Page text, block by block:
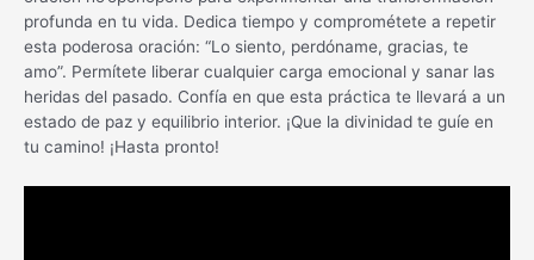
profunda en tu vida. Dedica tiempo y comprométete a repetir
esta poderosa oración: “Lo siento, perdóname, gracias, te
amo”. Permítete liberar cualquier carga emocional y sanar las
heridas del pasado. Confía en que esta práctica te llevará a un
estado de paz y equilibrio interior. ¡Que la divinidad te guíe en
tu camino! ¡Hasta pronto!